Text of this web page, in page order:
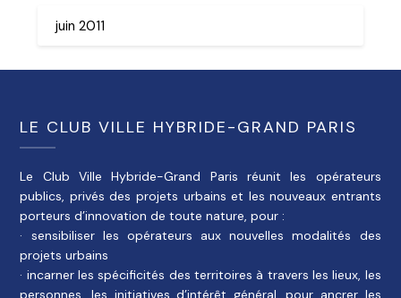
juin 2011
LE CLUB VILLE HYBRIDE-GRAND PARIS
Le Club Ville Hybride-Grand Paris réunit les opérateurs
publics, privés des projets urbains et les nouveaux entrants
porteurs d’innovation de toute nature, pour :
· sensibiliser les opérateurs aux nouvelles modalités des
projets urbains
· incarner les spécificités des territoires à travers les lieux, les
personnes, les initiatives d’intérêt général, pour ancrer les